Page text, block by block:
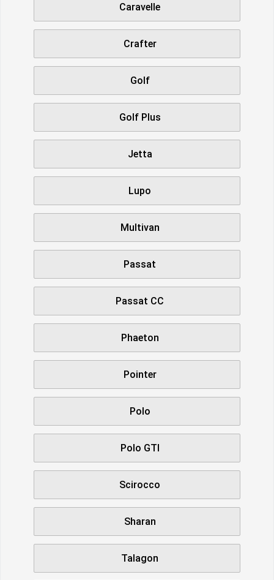
Caravelle
Crafter
Golf
Golf Plus
Jetta
Lupo
Multivan
Passat
Passat CC
Phaeton
Pointer
Polo
Polo GTI
Scirocco
Sharan
Talagon